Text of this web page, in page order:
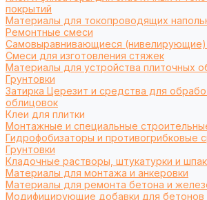
покрытий
Материалы для токопроводящих
Ремонтные смеси
Самовыравнивающиеся (нивелирующие)
Смеси для изготовления стяжек
Материалы для устройства плиточных
Грунтовки
Затирка Церезит и средства для
облицовок
Клеи для плитки
Монтажные и специальные
Гидрофобизаторы и противогрибковые
Грунтовки
Кладочные растворы, штукатурки и
Материалы для монтажа и анкеровки
Материалы для ремонта бетона и
Модифицирующие добавки для бетонов